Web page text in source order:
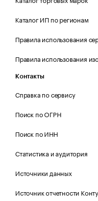
Каталог ИП по регионам
Правила использования
Правила использования
Контакты
Справка по сервису
Поиск по ОГРН
Поиск по ИНН
Статистика и аудитория
Источники данных
Источник отчетности